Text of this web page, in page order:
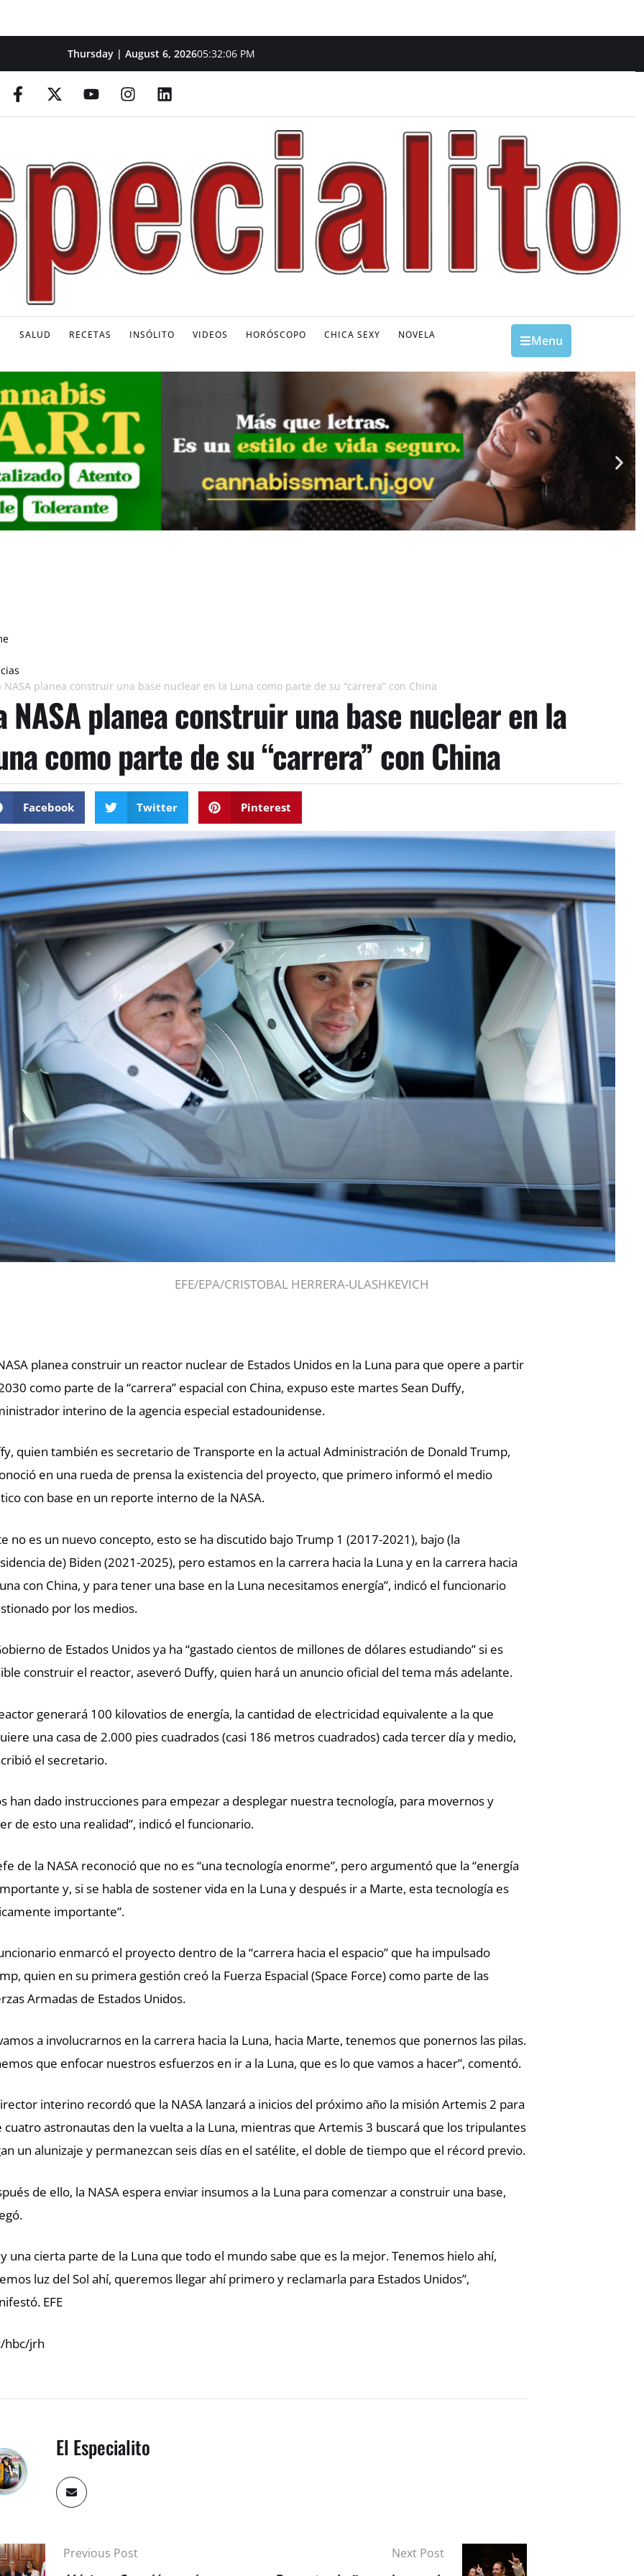
Thursday | August 6, 202605:32:08 PM
SALUD RECETAS INSÓLITO VIDEOS HORÓSCOPO CHICA SEXY NOVELA Menu
NASA planea construir una base nuclear en la Luna como parte de su “carrera” con China
NASA planea construir una base nuclear en la
como parte de su “carrera” con China
Facebook Twitter Pinterest
EFE/EPA/CRISTOBAL HERRERA-ULASHKEVICH
planea construir un reactor nuclear de Estados Unidos en la Luna para que opere a partir
como parte de la “carrera” espacial con China, expuso este martes Sean Duffy,
interino de la agencia especial estadounidense.
quien también es secretario de Transporte en la actual Administración de Donald Trump,
en una rueda de prensa la existencia del proyecto, que primero informó el medio
con base en un reporte interno de la NASA.
no es un nuevo concepto, esto se ha discutido bajo Trump 1 (2017-2021), bajo (la
de) Biden (2021-2025), pero estamos en la carrera hacia la Luna y en la carrera hacia
con China, y para tener una base en la Luna necesitamos energía”, indicó el funcionario
por los medios.
de Estados Unidos ya ha “gastado cientos de millones de dólares estudiando” si es
construir el reactor, aseveró Duffy, quien hará un anuncio oficial del tema más adelante.
generará 100 kilovatios de energía, la cantidad de electricidad equivalente a la que
una casa de 2.000 pies cuadrados (casi 186 metros cuadrados) cada tercer día y medio,
el secretario.
han dado instrucciones para empezar a desplegar nuestra tecnología, para movernos y
de esto una realidad”, indicó el funcionario.
de la NASA reconoció que no es “una tecnología enorme”, pero argumentó que la “energía
y, si se habla de sostener vida en la Luna y después ir a Marte, esta tecnología es
importante”.
enmarcó el proyecto dentro de la “carrera hacia el espacio” que ha impulsado
quien en su primera gestión creó la Fuerza Espacial (Space Force) como parte de las
Armadas de Estados Unidos.
a involucrarnos en la carrera hacia la Luna, hacia Marte, tenemos que ponernos las pilas.
que enfocar nuestros esfuerzos en ir a la Luna, que es lo que vamos a hacer”, comentó.
interino recordó que la NASA lanzará a inicios del próximo año la misión Artemis 2 para
cuatro astronautas den la vuelta a la Luna, mientras que Artemis 3 buscará que los tripulantes
un alunizaje y permanezcan seis días en el satélite, el doble de tiempo que el récord previo.
de ello, la NASA espera enviar insumos a la Luna para comenzar a construir una base,
una cierta parte de la Luna que todo el mundo sabe que es la mejor. Tenemos hielo ahí,
luz del Sol ahí, queremos llegar ahí primero y reclamarla para Estados Unidos”,
EFE
hbc/jrh
El Especialito
Previous Post Next Post